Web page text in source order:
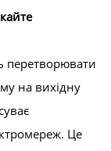
перетворювати
на вихідну
Це